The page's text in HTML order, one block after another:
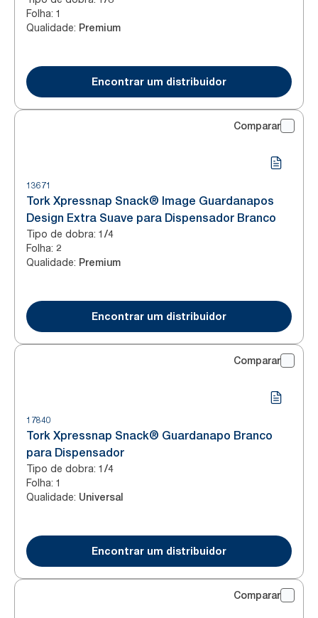
Folha: 1
Qualidade: Premium
Encontrar um distribuidor
Comparar
13671
Tork Xpressnap Snack® Image Guardanapos
Design Extra Suave para Dispensador Branco
Tipo de dobra: 1/4
Folha: 2
Qualidade: Premium
Encontrar um distribuidor
Comparar
17840
Tork Xpressnap Snack® Guardanapo Branco
para Dispensador
Tipo de dobra: 1/4
Folha: 1
Qualidade: Universal
Encontrar um distribuidor
Comparar